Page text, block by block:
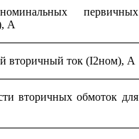
первичных
А
вторичный ток (I2ном), А
вторичных обмоток для